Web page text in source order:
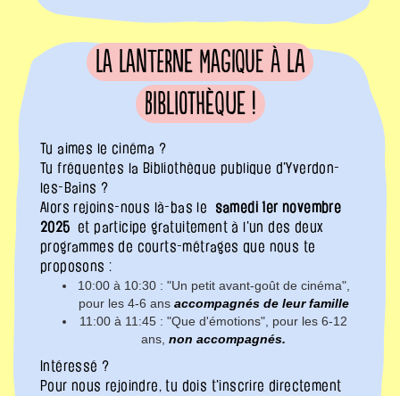
La Lanterne Magique à la
Bibliothèque !
Tu aimes le cinéma ?
Tu fréquentes la Bibliothèque publique d'Yverdon-
les-Bains ?
Alors rejoins-nous là-bas le samedi 1er novembre
2025 et participe gratuitement à l'un des deux
programmes de courts-métrages que nous te
proposons :
10:00 à 10:30 : "Un petit avant-goût de cinéma",
pour les 4-6 ans accompagnés de leur famille
11:00 à 11:45 : "Que d'émotions", pour les 6-12
ans, non accompagnés.
Intéressé ?
Pour nous rejoindre, tu dois t'inscrire directement